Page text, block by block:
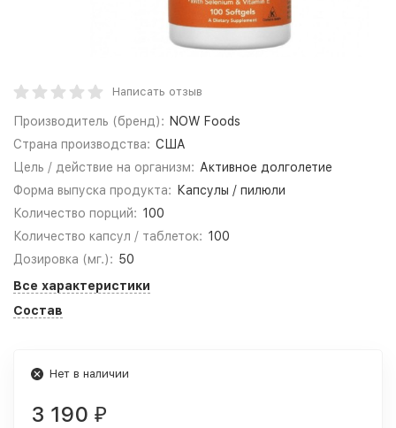
Написать отзыв
Производитель (бренд): NOW Foods
Страна производства: США
Цель / действие на организм: Активное долголетие
Форма выпуска продукта:
Капсулы / пилюли
Количество порций: 100
Количество капсул / таблеток: 100
Дозировка (мг.): 50
Все характеристики
Состав
Нет в наличии
3 190 ₽